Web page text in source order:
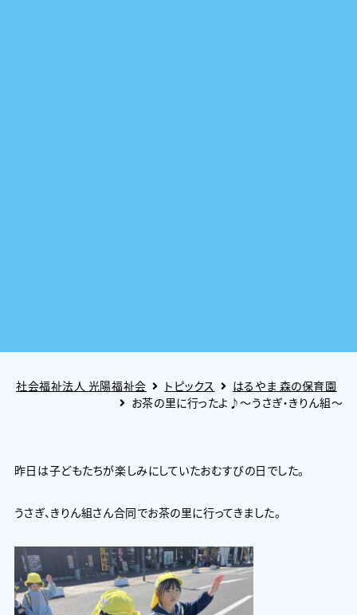
社会福祉法人 光陽福祉会 トピックス
はるやま 森の保育園
お茶の里に行ったよ♪～うさぎ・きりん組～
昨日は子どもたちが楽しみにしていたおむすびの日でした。
うさぎ、きりん組さん合同でお茶の里に行ってきました。